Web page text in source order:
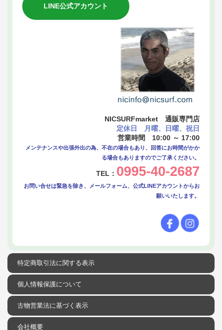
LINE公式アカウント
NICSURFmarket 通販専門店
定休日 月曜、日曜、祝日
営業時間 10:00 ～ 17:00
メンテナンスや出張外出の為、不在の場合もあり、回答にお時間がかか
る場合もありますのでご了承ください。
TEL： 0995-40-2687
お問い合せは緊急を除き、メールフォーム、公式LINEアカウントからお
願いいたします。
特定商取引法に関する表示
個人情報保護について
古物営業法に基づく表示
会社概要